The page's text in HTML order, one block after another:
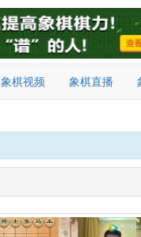
象棋视频 象棋直播